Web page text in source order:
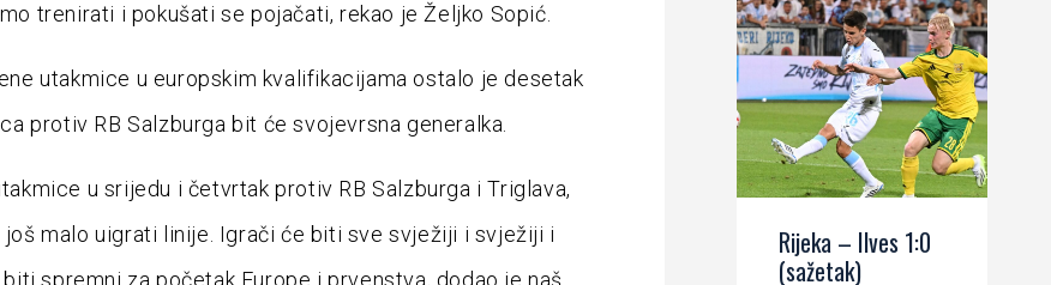
trenirati i pokušati se pojačati, rekao je Željko Sopić.
utakmice u europskim kvalifikacijama ostalo je desetak
protiv RB Salzburga bit će svojevrsna generalka.
u srijedu i četvrtak protiv RB Salzburga i Triglava,
još malo uigrati linije. Igrači će biti sve svježiji i svježiji i
spremni za početak Europe i prvenstva, dodao je naš
Rijeka – Ilves 1:0
(sažetak)